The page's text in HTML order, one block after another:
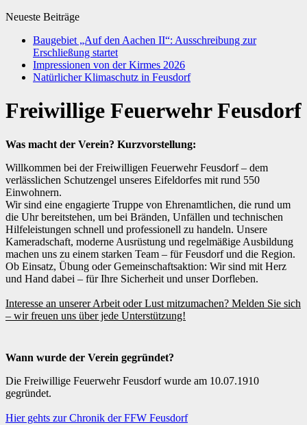
Neueste Beiträge
Baugebiet „Auf den Aachen II“: Ausschreibung zur
Erschließung startet
Impressionen von der Kirmes 2026
Natürlicher Klimaschutz in Feusdorf
Freiwillige Feuerwehr Feusdorf
Was macht der Verein? Kurzvorstellung:
Willkommen bei der Freiwilligen Feuerwehr Feusdorf – dem
verlässlichen Schutzengel unseres Eifeldorfes mit rund 550
Einwohnern.
Wir sind eine engagierte Truppe von Ehrenamtlichen, die rund um
die Uhr bereitstehen, um bei Bränden, Unfällen und technischen
Hilfeleistungen schnell und professionell zu handeln. Unsere
Kameradschaft, moderne Ausrüstung und regelmäßige Ausbildung
machen uns zu einem starken Team – für Feusdorf und die Region.
Ob Einsatz, Übung oder Gemeinschaftsaktion: Wir sind mit Herz
und Hand dabei – für Ihre Sicherheit und unser Dorfleben.
Interesse an unserer Arbeit oder Lust mitzumachen? Melden Sie sich
– wir freuen uns über jede Unterstützung!
Wann wurde der Verein gegründet?
Die Freiwillige Feuerwehr Feusdorf wurde am 10.07.1910
gegründet.
Hier gehts zur Chronik der FFW Feusdorf